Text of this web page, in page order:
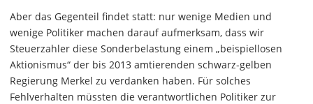
Aber das Gegenteil findet statt: nur wenige Medien und
wenige Politiker machen darauf aufmerksam, dass wir
Steuerzahler diese Sonderbelastung einem „beispiellosen
Aktionismus“ der bis 2013 amtierenden schwarz-gelben
Regierung Merkel zu verdanken haben. Für solches
Fehlverhalten müssten die verantwortlichen Politiker zur